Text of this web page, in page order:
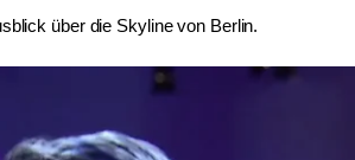
über die Skyline von Berlin.